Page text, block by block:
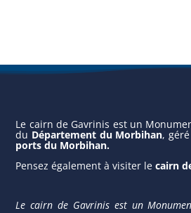
Le cairn de Gavrinis est un
du Département du Morbihan,
ports du Morbihan.
Pensez également à visiter lecairn
Le cairn de Gavrinis est un